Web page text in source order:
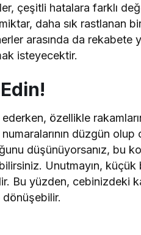
çeşitli hatalara farklı
daha sık rastlanan
arasında da
isteyecektir.
özellikle
düzgün olup
düşünüyorsanız, bu
Unutmayın,
Bu yüzden, cebinizdeki